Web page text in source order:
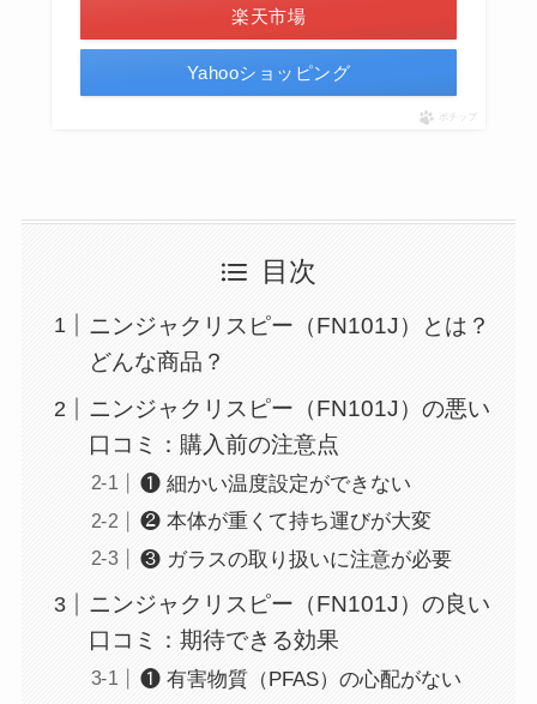
楽天市場
Yahooショッピング
ポチップ
目次
ニンジャクリスピー（FN101J）とは？
どんな商品？
ニンジャクリスピー（FN101J）の悪い
口コミ：購入前の注意点
❶ 細かい温度設定ができない
❷ 本体が重くて持ち運びが大変
❸ ガラスの取り扱いに注意が必要
ニンジャクリスピー（FN101J）の良い
口コミ：期待できる効果
❶ 有害物質（PFAS）の心配がない